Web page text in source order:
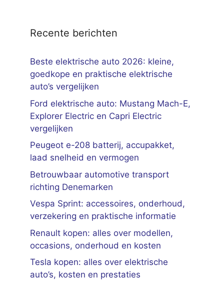
Recente berichten
Beste elektrische auto 2026: kleine,
goedkope en praktische elektrische
auto’s vergelijken
Ford elektrische auto: Mustang Mach-E,
Explorer Electric en Capri Electric
vergelijken
Peugeot e-208 batterij, accupakket,
laad snelheid en vermogen
Betrouwbaar automotive transport
richting Denemarken
Vespa Sprint: accessoires, onderhoud,
verzekering en praktische informatie
Renault kopen: alles over modellen,
occasions, onderhoud en kosten
Tesla kopen: alles over elektrische
auto’s, kosten en prestaties